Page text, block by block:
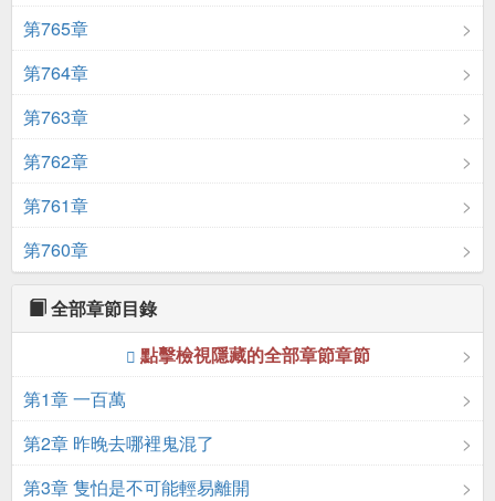
第765章
第764章
第763章
第762章
第761章
第760章
全部章節目錄
點擊檢視隱藏的全部章節章節
第1章 一百萬
第2章 昨晚去哪裡鬼混了
第3章 隻怕是不可能輕易離開